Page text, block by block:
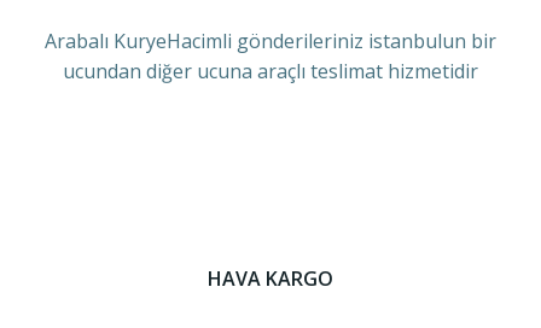
Arabalı KuryeHacimli gönderileriniz istanbulun bir
ucundan diğer ucuna araçlı teslimat hizmetidir
HAVA KARGO